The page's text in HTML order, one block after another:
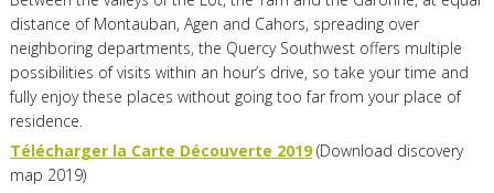
distance of Montauban, Agen and Cahors, spreading over
neighboring departments, the Quercy Southwest offers multiple
possibilities of visits within an hour’s drive, so take your time and
fully enjoy these places without going too far from your place of
residence.
Télécharger la Carte Découverte 2019(Download discovery
map 2019)